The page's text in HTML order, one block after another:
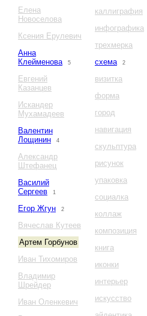
Елена
Новоселова
Ксения Ерулевич
Анна
Клейменова
5
Евгений
Казанцев
Искандер
Мухамадеев
Валентин
Лощинин
4
Александр
Штефанец
Василий
Сергеев
1
Егор Жгун 2
Вячеслав Кутеев
Артем Горбунов
Иван Тихомиров
Владимир
Шрейдер
Иван Оленкевич
каллиграфия
инфографика
трехмерка
схема
2
визитка
форма
город
навигация
скульптура
рисунок
упаковка
социалка
коллаж
композиция
книга
иконки
интерьер
искусство